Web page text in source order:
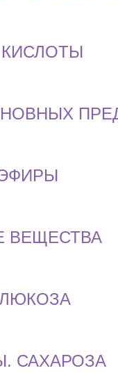
ВЕЩЕСТВА
САХАРОЗА